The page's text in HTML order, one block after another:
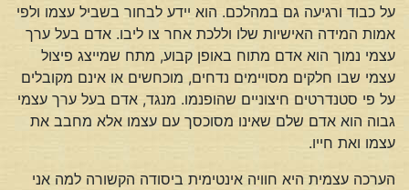
על כבוד ורגיעה גם במהלכם. הוא יידע לבחור בשביל עצמו ולפי
אמות המידה האישיות שלו וללכת אחר צו ליבו. אדם בעל ערך
עצמי נמוך הוא אדם מתוח באופן קבוע, מתח שמייצג פיצול
עצמי שבו חלקים מסויימים נדחים, מוכחשים או אינם מקובלים
על פי סטנדרטים חיצוניים שהופנמו. מנגד, אדם בעל ערך עצמי
גבוה הוא אדם שלם שאינו מסוכסך עם עצמו אלא מחבב את
עצמו ואת חייו.
הערכה עצמית היא חוויה אינטימית ביסודה הקשורה למה אני